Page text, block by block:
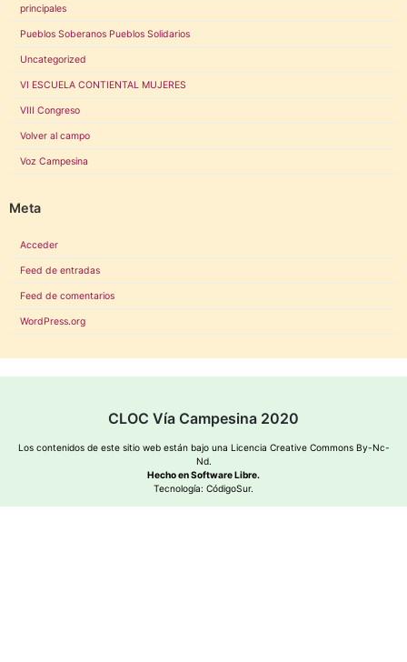
principales
Pueblos Soberanos Pueblos Solidarios
Uncategorized
VI ESCUELA CONTIENTAL MUJERES
VIII Congreso
Volver al campo
Voz Campesina
Meta
Acceder
Feed de entradas
Feed de comentarios
WordPress.org
CLOC Vía Campesina 2020
Los contenidos de este sitio web están bajo una Licencia Creative Commons By-Nc-
Nd.
Hecho en Software Libre.
Tecnología: CódigoSur.